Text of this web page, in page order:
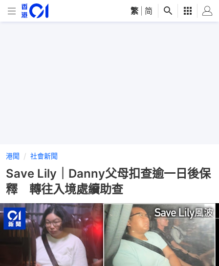
繁 简
港聞 社會新聞
Save Lily｜Danny父母扣查逾一日後保
釋 轉往入境處續助查